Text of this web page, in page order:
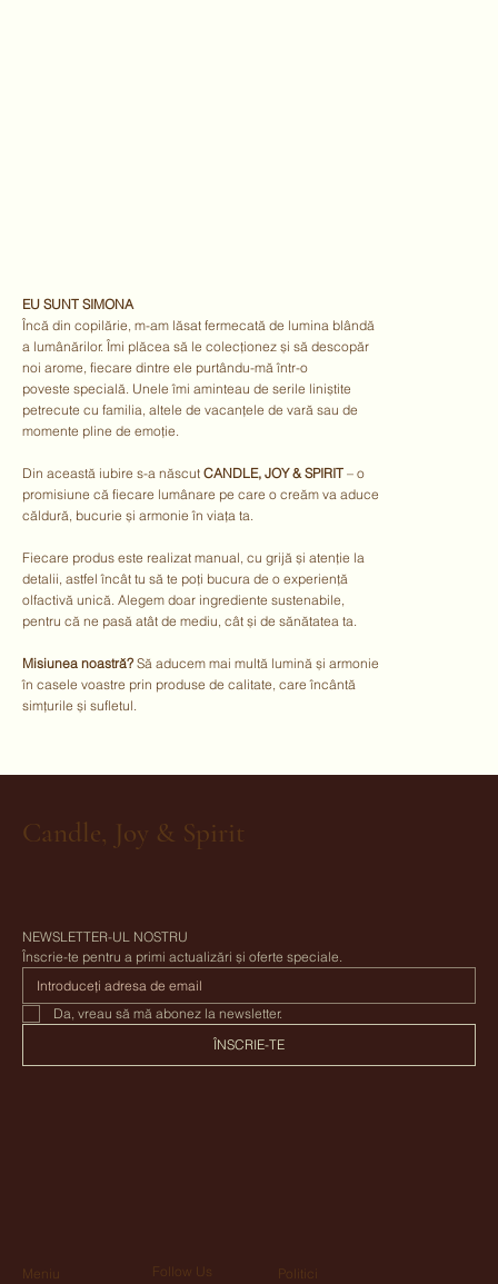
EU SUNT SIMONA
Încă din copilărie, m-am lăsat fermecată de lumina blândă
a lumânărilor. Îmi plăcea să le colecționez și să descopăr
noi arome, fiecare dintre ele purtându-mă într-o
poveste specială. Unele îmi aminteau de serile liniștite
petrecute cu familia, altele de vacanțele de vară sau de
momente pline de emoție.
Din această iubire s-a născut CANDLE, JOY & SPIRIT – o
promisiune că fiecare lumânare pe care o creăm va aduce
căldură, bucurie și armonie în viața ta.
Fiecare produs este realizat manual, cu grijă și atenție la
detalii, astfel încât tu să te poți bucura de o experiență
olfactivă unică. Alegem doar ingrediente sustenabile,
pentru că ne pasă atât de mediu, cât și de sănătatea ta.
Misiunea noastră? Să aducem mai multă lumină și armonie
în casele voastre prin produse de calitate, care încântă
simțurile și sufletul.
Candle, Joy & Spirit
NEWSLETTER-UL NOSTRU
Înscrie-te pentru a primi actualizări și oferte speciale.
Da, vreau să mă abonez la newsletter.
ÎNSCRIE-TE
Meniu Follow Us Politici